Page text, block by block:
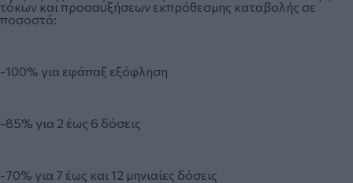
τόκων και προσαυξήσεων εκπρόθεσμης καταβολής σε
ποσοστό:
-100% για εφάπαξ εξόφληση
-85% για 2 έως 6 δόσεις
-70% για 7 έως και 12 μηνιαίες δόσεις